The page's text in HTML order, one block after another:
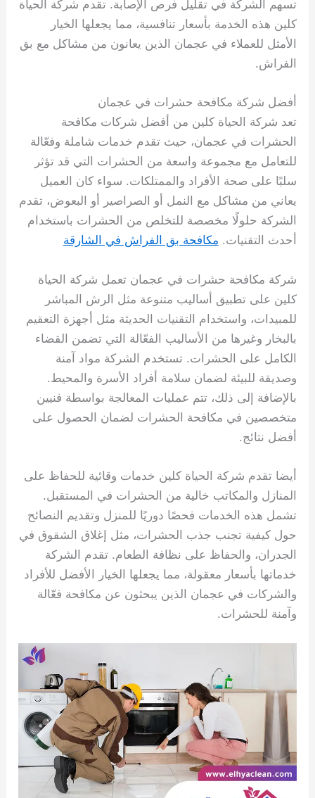
تسهم الشركة في تقليل فرص الإصابة. تقدم شركة الحياة
كلين هذه الخدمة بأسعار تنافسية، مما يجعلها الخيار
الأمثل للعملاء في عجمان الذين يعانون من مشاكل مع بق
الفراش.
أفضل شركة مكافحة حشرات في عجمان
تعد شركة الحياة كلين من أفضل شركات مكافحة
الحشرات في عجمان، حيث تقدم خدمات شاملة وفعّالة
للتعامل مع مجموعة واسعة من الحشرات التي قد تؤثر
سلبًا على صحة الأفراد والممتلكات. سواء كان العميل
يعاني من مشاكل مع النمل أو الصراصير أو البعوض، تقدم
الشركة حلولًا مخصصة للتخلص من الحشرات باستخدام
أحدث التقنيات. مكافحة بق الفراش في الشارقة
شركة مكافحة حشرات في عجمان تعمل شركة الحياة
كلين على تطبيق أساليب متنوعة مثل الرش المباشر
للمبيدات، واستخدام التقنيات الحديثة مثل أجهزة التعقيم
بالبخار وغيرها من الأساليب الفعّالة التي تضمن القضاء
الكامل على الحشرات. تستخدم الشركة مواد آمنة
وصديقة للبيئة لضمان سلامة أفراد الأسرة والمحيط.
بالإضافة إلى ذلك، تتم عمليات المعالجة بواسطة فنيين
متخصصين في مكافحة الحشرات لضمان الحصول على
أفضل نتائج.
أيضا تقدم شركة الحياة كلين خدمات وقائية للحفاظ على
المنازل والمكاتب خالية من الحشرات في المستقبل.
تشمل هذه الخدمات فحصًا دوريًا للمنزل وتقديم النصائح
حول كيفية تجنب جذب الحشرات، مثل إغلاق الشقوق في
الجدران، والحفاظ على نظافة الطعام. تقدم الشركة
خدماتها بأسعار معقولة، مما يجعلها الخيار الأفضل للأفراد
والشركات في عجمان الذين يبحثون عن مكافحة فعّالة
وآمنة للحشرات.